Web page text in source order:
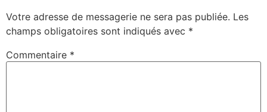
Votre adresse de messagerie ne sera pas publiée. Les
champs obligatoires sont indiqués avec *
Commentaire *